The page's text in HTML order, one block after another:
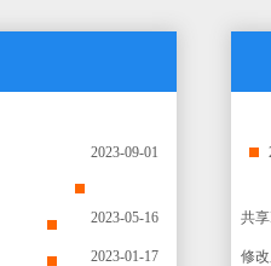
2023-09-01
2023-05-16
2023-01-17
共
修